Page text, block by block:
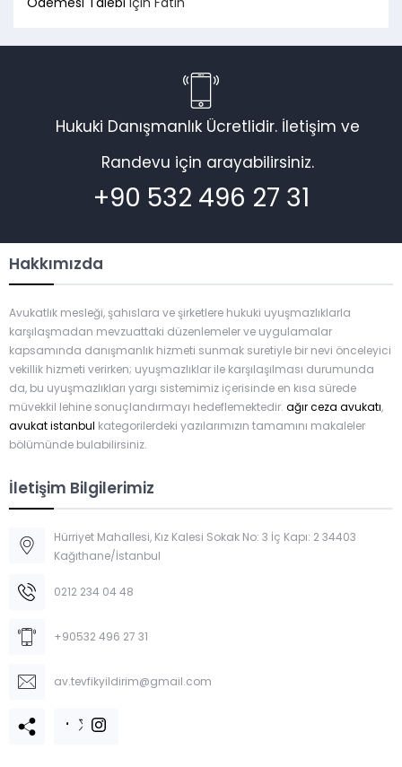
Hukuki Danışmanlık Ücretlidir. İletişim ve
Randevu için arayabilirsiniz.
+90 532 496 27 31
Hakkımızda
Avukatlık mesleği, şahıslara ve şirketlere hukuki uyuşmazlıklarla
karşılaşmadan mevzuattaki düzenlemeler ve uygulamalar
kapsamında danışmanlık hizmeti sunmak suretiyle bir nevi önceleyici
vekillik hizmeti verirken; uyuşmazlıklar ile karşılaşılması durumunda
da, bu uyuşmazlıkları yargı sistemimiz içerisinde en kısa sürede
müvekkil lehine sonuçlandırmayı hedeflemektedir. ağır ceza avukatı,
avukat istanbul kategorilerdeki yazılarımızın tamamını makaleler
bölümünde bulabilirsiniz.
İletişim Bilgilerimiz
Hürriyet Mahallesi, Kız Kalesi Sokak No: 3 İç Kapı: 2 34403
Kağıthane/İstanbul
0212 234 04 48
+90532 496 27 31
av.tevfikyildirim@gmail.com